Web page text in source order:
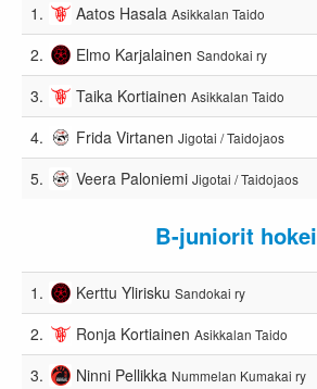
1. Aatos Hasala Asikkalan Taido
2. Elmo Karjalainen Sandokai ry
3. Taika Kortiainen Asikkalan Taido
4. Frida Virtanen Jigotai / Taidojaos
5. Veera Paloniemi Jigotai / Taidojaos
B-juniorit hokei
1. Kerttu Ylirisku Sandokai ry
2. Ronja Kortiainen Asikkalan Taido
3. Ninni Pellikka Nummelan Kumakai ry